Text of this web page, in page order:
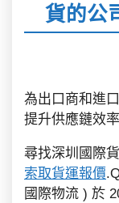
貨的公
為出口商和進
提升供應鏈效率
尋找深圳國際
索取貨運報價
國際物流 ) 於